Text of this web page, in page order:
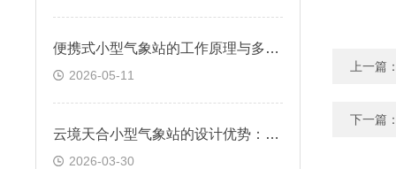
便携式小型气象站的工作原理与多要素集成技术解析
2026-05-11
云境天合小型气象站的设计优势：机械结构简单，构造牢固，故障率低
2026-03-30
上一篇
下一篇